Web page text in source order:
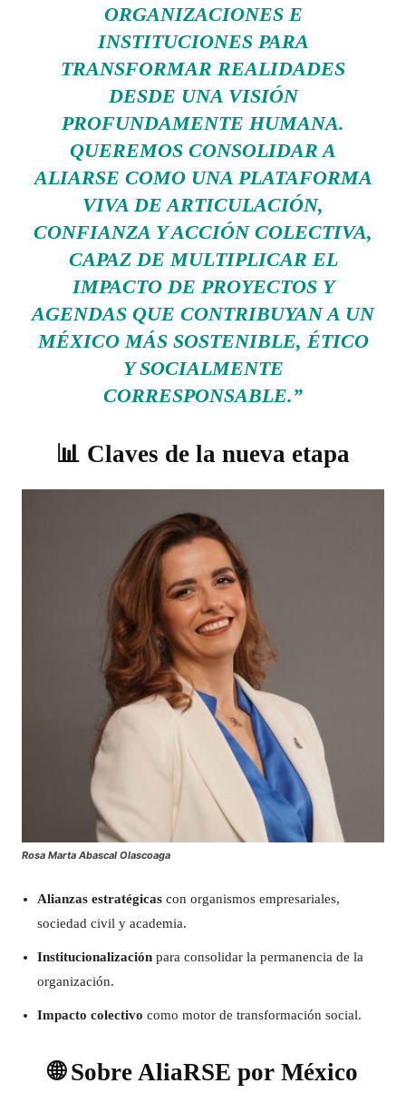
ORGANIZACIONES E
INSTITUCIONES PARA
TRANSFORMAR REALIDADES
DESDE UNA VISIÓN
PROFUNDAMENTE HUMANA.
QUEREMOS CONSOLIDAR A
ALIARSE COMO UNA PLATAFORMA
VIVA DE ARTICULACIÓN,
CONFIANZA Y ACCIÓN COLECTIVA,
CAPAZ DE MULTIPLICAR EL
IMPACTO DE PROYECTOS Y
AGENDAS QUE CONTRIBUYAN A UN
MÉXICO MÁS SOSTENIBLE, ÉTICO
Y SOCIALMENTE
CORRESPONSABLE.”
📊 Claves de la nueva etapa
Rosa Marta Abascal Olascoaga
Alianzas estratégicas con organismos empresariales,
sociedad civil y academia.
Institucionalización para consolidar la permanencia de la
organización.
Impacto colectivo como motor de transformación social.
🌐 Sobre AliaRSE por México